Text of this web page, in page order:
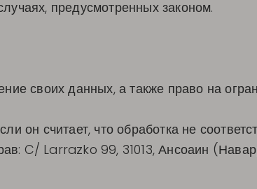
предусмотренных законом.
своих данных, а также право на
считает, что обработка не
C/ Larrazko 99, 31013, Ансоаин